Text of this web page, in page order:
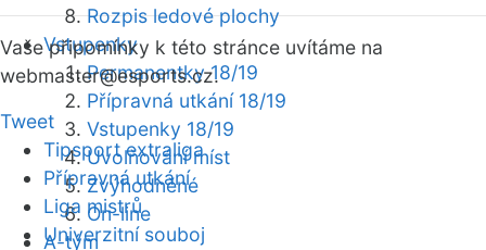
Rozpis ledové plochy
Vstupenky
Permanentky 18/19
Přípravná utkání 18/19
Vstupenky 18/19
Uvolňování míst
Zvýhodněné
On-line
A-tým
Vaše připomínky k této stránce uvítáme na
webmaster@esports.cz.
Tweet
Tipsport extraliga
Přípravná utkání
Liga mistrů
Univerzitní souboj